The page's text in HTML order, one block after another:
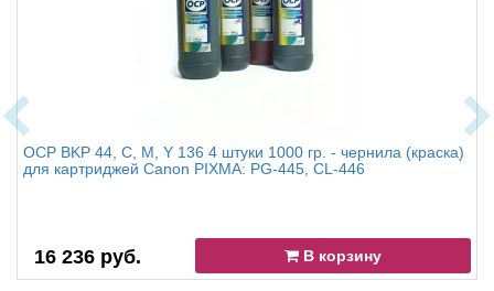
OCP BKP 44, C, M, Y 136 4 штуки 1000 гр. - чернила (краска)
для картриджей Canon PIXMA: PG-445, CL-446
16 236 руб. В корзину